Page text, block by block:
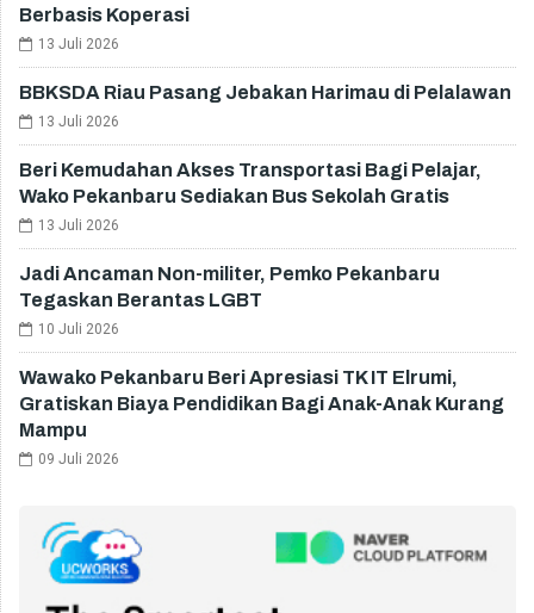
Berbasis Koperasi
13 Juli 2026
BBKSDA Riau Pasang Jebakan Harimau di Pelalawan
13 Juli 2026
Beri Kemudahan Akses Transportasi Bagi Pelajar,
Wako Pekanbaru Sediakan Bus Sekolah Gratis
13 Juli 2026
Jadi Ancaman Non-militer, Pemko Pekanbaru
Tegaskan Berantas LGBT
10 Juli 2026
Wawako Pekanbaru Beri Apresiasi TK IT Elrumi,
Gratiskan Biaya Pendidikan Bagi Anak-Anak Kurang
Mampu
09 Juli 2026